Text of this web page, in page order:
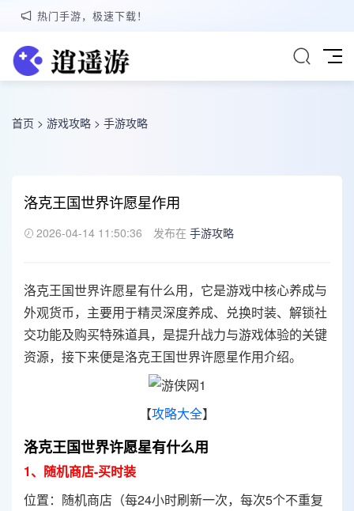
热门手游，极速下载！
首页 > 游戏攻略 > 手游攻略
洛克王国世界许愿星作用
2026-04-14 11:50:36 发布在 手游攻略
洛克王国世界许愿星有什么用，它是游戏中核心养成与
外观货币，主要用于精灵深度养成、兑换时装、解锁社
交功能及购买特殊道具，是提升战力与游戏体验的关键
资源，接下来便是洛克王国世界许愿星作用介绍。
【攻略大全】
洛克王国世界许愿星有什么用
1、随机商店-买时装
位置：随机商店（每24小时刷新一次，每次5个不重复